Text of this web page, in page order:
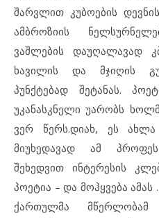
შარვლით კუბოების
ამბროზიის
ვაშლების დაუღალავად
ხავილის და მჯიღის
პუნქტებად შეტანას.
უკანასკნელი უარობს
ვერ წერს.დიახ, ეს
მიუხედავად ამ
შეხედვით ინტერესის
პოეტია – და მოჰყვება ამას
ქართულმა